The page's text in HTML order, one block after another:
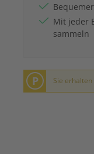
Mit jeder
sammeln
P Sie